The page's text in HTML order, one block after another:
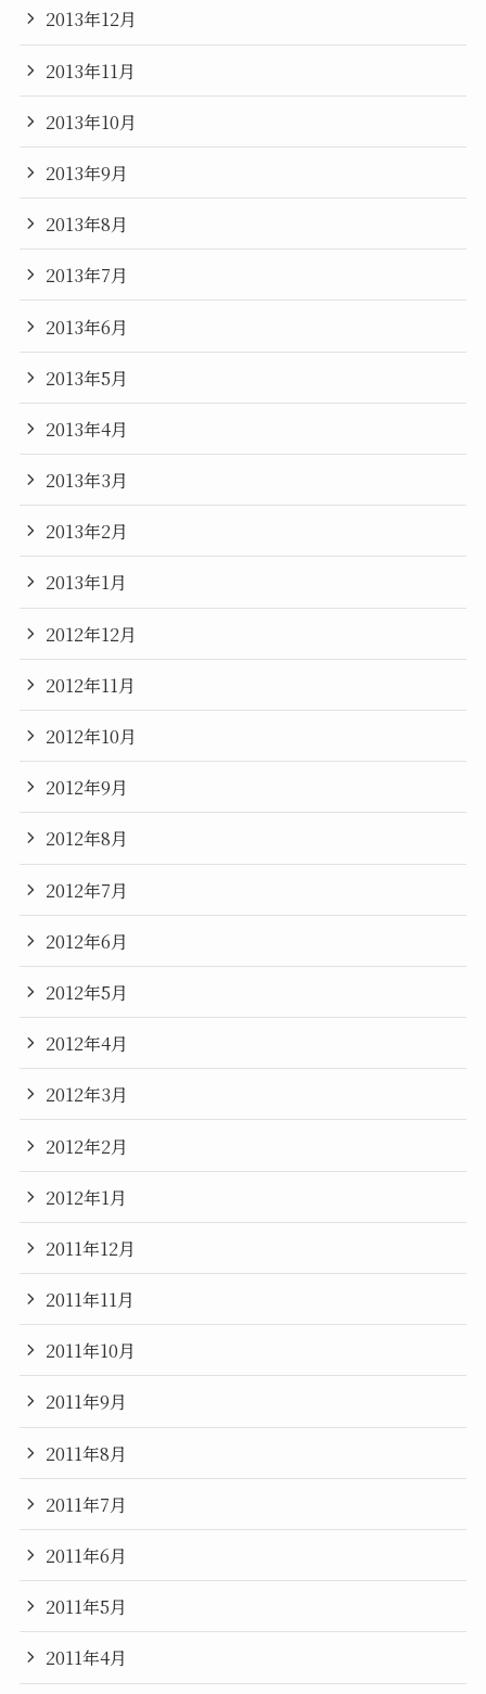
2013年12月
2013年11月
2013年10月
2013年9月
2013年8月
2013年7月
2013年6月
2013年5月
2013年4月
2013年3月
2013年2月
2013年1月
2012年12月
2012年11月
2012年10月
2012年9月
2012年8月
2012年7月
2012年6月
2012年5月
2012年4月
2012年3月
2012年2月
2012年1月
2011年12月
2011年11月
2011年10月
2011年9月
2011年8月
2011年7月
2011年6月
2011年5月
2011年4月